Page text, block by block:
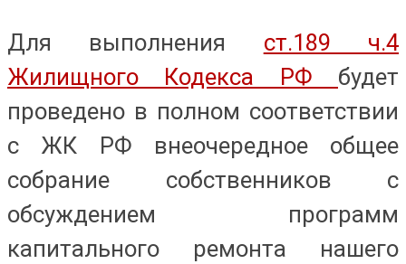
Для выполнения ст.189 ч.4
Жилищного Кодекса РФ будет
проведено в полном соответствии
с ЖК РФ внеочередное общее
собрание собственников с
обсуждением программ
капитального ремонта нашего